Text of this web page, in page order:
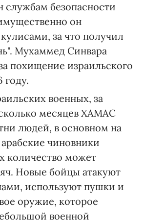
службам безопасности
он
за что получил
Мухаммед Синвара
похищение израильского
году.
военных, за
месяцев ХАМАС
людей, в основном на
чиновники
количество может
Новые бойцы атакуют
используют пушки и
оружие, которое
военной